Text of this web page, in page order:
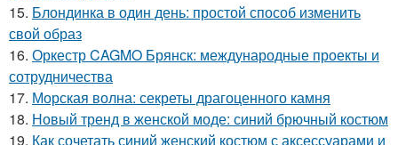
15. Блондинка в один день: простой способ изменить
свой образ
16. Оркестр CAGMO Брянск: международные проекты и
сотрудничества
17. Морская волна: секреты драгоценного камня
18. Новый тренд в женской моде: синий брючный костюм
19. Как сочетать синий женский костюм с аксессуарами и